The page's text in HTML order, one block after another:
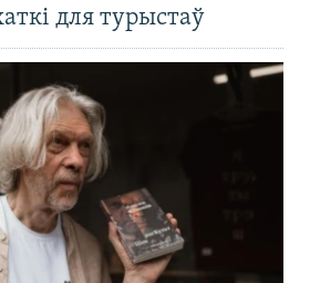
для турыстаў